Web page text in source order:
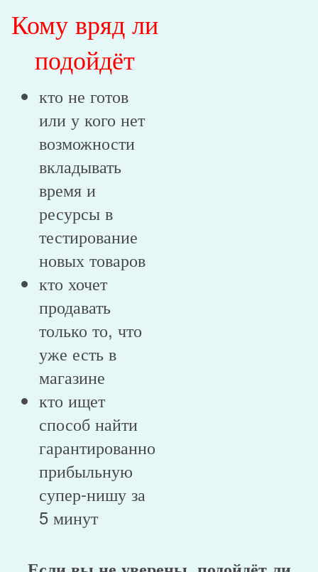
Кому вряд ли
подойдёт
кто не готов
или у кого нет
возможности
вкладывать
время и
ресурсы в
тестирование
новых товаров
кто хочет
продавать
только то, что
уже есть в
магазине
кто ищет
способ найти
гарантированно
прибыльную
супер-нишу за
5 минут